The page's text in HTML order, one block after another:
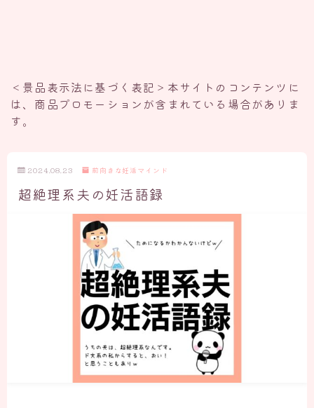
＜景品表示法に基づく表記＞本サイトのコンテンツに
は、商品プロモーションが含まれている場合がありま
す。
2024.08.23 前向きな妊活マインド
超絶理系夫の妊活語録